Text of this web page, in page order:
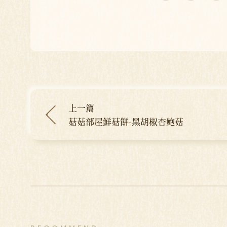
上一篇
菇菇部屋鮮菇餅-黑胡椒杏鮑菇